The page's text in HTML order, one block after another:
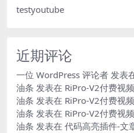
testyoutube
近期评论
一位 WordPress 评论者 发表
油条 发表在 RiPro-V2付费视
油条 发表在 RiPro-V2付费视
油条 发表在 RiPro-V2付费视
油条 发表在 代码高亮插件-文